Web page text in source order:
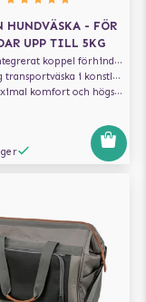
HUNDVÄSKA - FÖR
UPP TILL 5KG
koppel förhindrar att hunden hoppar ur
i konstläder
komfort och högsta säkerhet